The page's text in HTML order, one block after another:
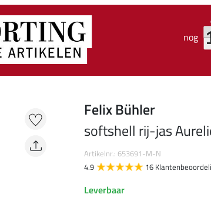
nog
Felix Bühler
softshell rij-jas
Artikelnr.: 653691-M-N
4.9
16
Leverbaar